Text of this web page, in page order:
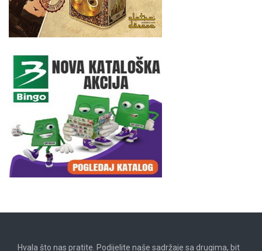
Hvala što nas pratite. Podijelite naše sadržaje sa drugima, bit